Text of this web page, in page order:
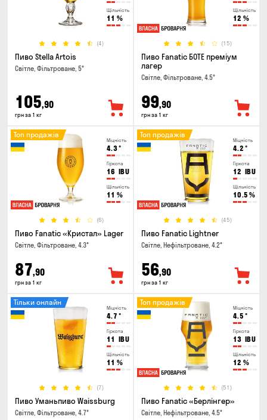
Щільність
11 %
(4)
Пиво Stella Artois
Світле, Фільтроване, 5°
105,90
грн за 1 кг
Щільність
12 %
(15)
Пиво Fanatic БОТЕ преміум
лагер
Світле, Фільтроване, 4.5°
99,90
грн за 1 кг
Міцність
4.3°
Гіркота
16 IBU
Щільність
11 %
(6)
Топ продажів
Пиво Fanatic «Кристал» Lager
Світле, Фільтроване, 4.3°
87,90
грн за 1 кг
Міцність
4.2 °
Гіркота
12 IBU
Щільність
10.5 %
(45)
Топ продажів
Пиво Fanatic Lightner
Світле, Нефільтроване, 4.2°
56,90
грн за 1 кг
Міцність
4.7 °
Гіркота
11 IBU
Щільність
11 %
(7)
Тільки онлайн
Пиво Уманьпиво Waissburg
Світле, Фільтроване, 4.7°
Міцність
4.5 °
Гіркота
13 IBU
Щільність
12 %
(51)
Топ продажів
Пиво Fanatic «Берлінгер»
Світле, Нефільтроване, 4.5°